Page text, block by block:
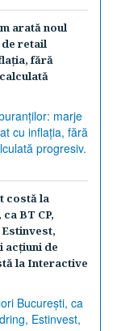
arată noul
retail
fără
costă la
BT CP,
acţiuni de
la Interactive